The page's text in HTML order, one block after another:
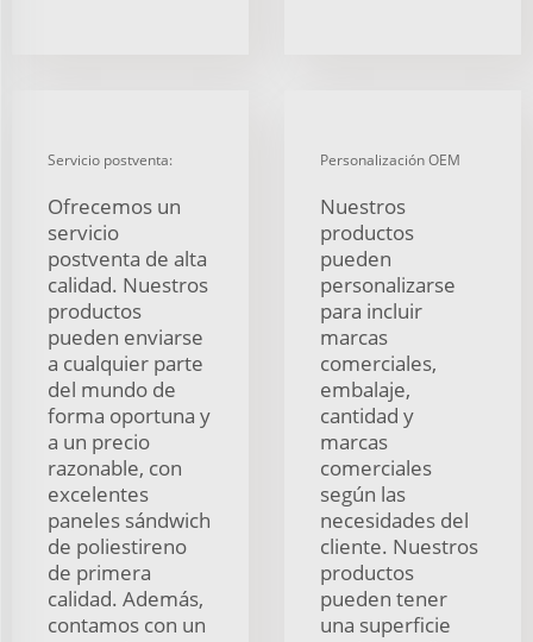
Servicio postventa:
Ofrecemos un
servicio
postventa de alta
calidad. Nuestros
productos
pueden enviarse
a cualquier parte
del mundo de
forma oportuna y
a un precio
razonable, con
excelentes
paneles sándwich
de poliestireno
de primera
calidad. Además,
contamos con un
Personalización OEM
Nuestros
productos
pueden
personalizarse
para incluir
marcas
comerciales,
embalaje,
cantidad y
marcas
comerciales
según las
necesidades del
cliente. Nuestros
productos
pueden tener
una superficie